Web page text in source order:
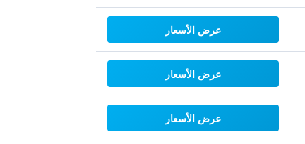
عرض الأسعار
عرض الأسعار
عرض الأسعار